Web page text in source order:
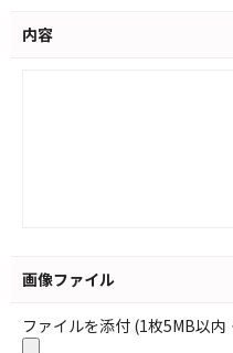
内容
画像ファイル
ファイルを添付 (1枚5MB以内